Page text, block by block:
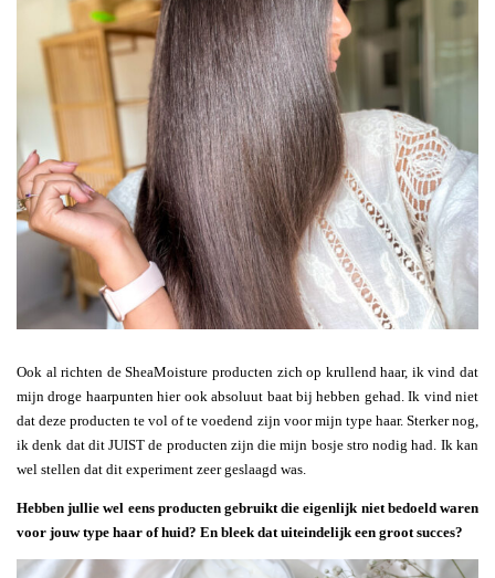
Ook al richten de SheaMoisture producten zich op krullend haar, ik vind dat
mijn droge haarpunten hier ook absoluut baat bij hebben gehad. Ik vind niet
dat deze producten te vol of te voedend zijn voor mijn type haar. Sterker nog,
ik denk dat dit JUIST de producten zijn die mijn bosje stro nodig had. Ik kan
wel stellen dat dit experiment zeer geslaagd was.
Hebben jullie wel eens producten gebruikt die eigenlijk niet bedoeld waren
voor jouw type haar of huid? En bleek dat uiteindelijk een groot succes?